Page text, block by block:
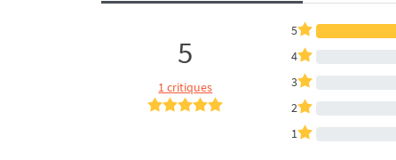
5
1 critiques
5
4
3
2
1